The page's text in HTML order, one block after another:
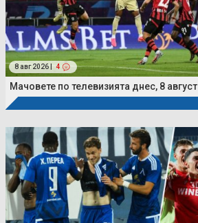
8 авг 2026 | 4
Мачовете по телевизията днес, 8 август